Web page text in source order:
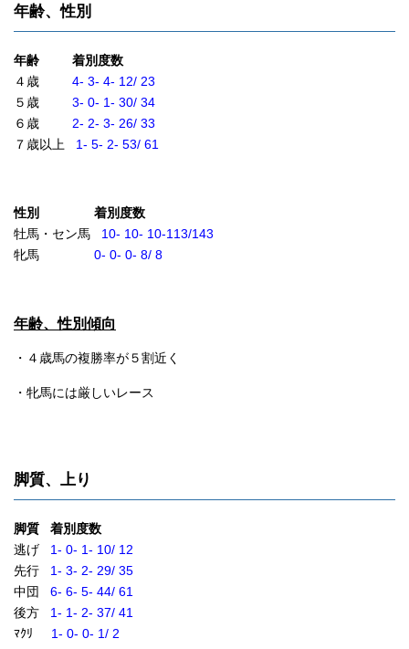
年齢、性別
年齢 着別度数
４歳 4- 3- 4- 12/ 23
５歳 3- 0- 1- 30/ 34
６歳 2- 2- 3- 26/ 33
７歳以上 1- 5- 2- 53/ 61
性別 着別度数
牡馬・セン馬 10- 10- 10-113/143
牝馬 0- 0- 0- 8/ 8
年齢、性別傾向
・４歳馬の複勝率が５割近く
・牝馬には厳しいレース
脚質、上り
脚質 着別度数
逃げ 1- 0- 1- 10/ 12
先行 1- 3- 2- 29/ 35
中団 6- 6- 5- 44/ 61
後方 1- 1- 2- 37/ 41
ﾏｸﾘ
1- 0- 0- 1/ 2